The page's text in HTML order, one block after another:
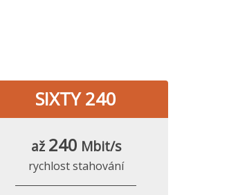
SIXTY 240
až 240 Mbit/s
rychlost stahování